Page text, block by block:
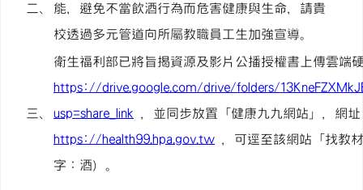
二、
能，避免不當飲酒行為而危害健康與生命，請貴
校透過多元管道向所屬教職員工生加強宣導。
三、
衛生福利部已將旨揭資源及影片公播授權書上傳雲端
https://drive.google.com/drive/folders/
usp=share_link ，並同步放置「健康九九網站」，網址
https://health99.hpa.gov.tw ，可逕至該網站「找教
字：酒）。